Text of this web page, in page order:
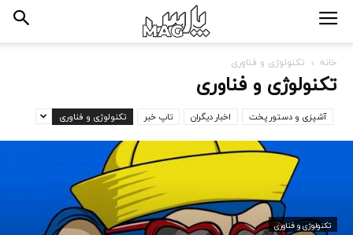
خانه تکنولوژی و فناوری
تکنولوژی و فناوری
آشپزی و دستور پخت اخبار دیگران تاپ خبر تکنولوژی و فناوری
تکنولوژی و فناوری